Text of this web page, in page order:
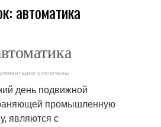
автоматика
автоматика
отключены
день подвижной
промышленную
являются с